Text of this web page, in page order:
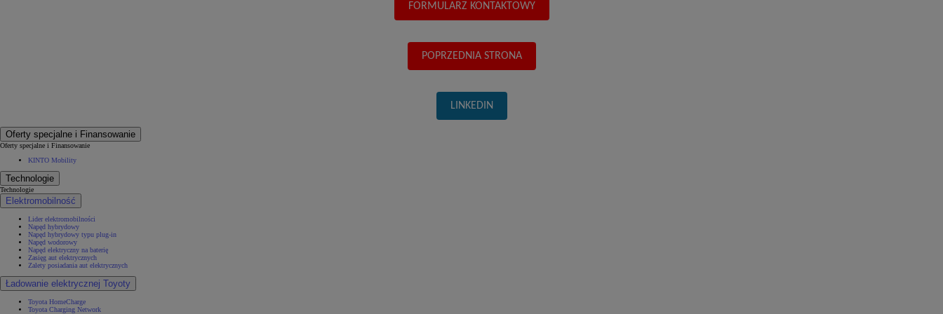
FORMULARZ KONTAKTOWY
POPRZEDNIA STRONA
LINKEDIN
Oferty specjalne i Finansowanie
Oferty specjalne i Finansowanie
KINTO Mobility
Technologie
Technologie
Elektromobilność
Lider elektromobilności
Napęd hybrydowy
Napęd hybrydowy typu plug-in
Napęd wodorowy
Napęd elektryczny na baterię
Zasięg aut elektrycznych
Zalety posiadania aut elektrycznych
Ładowanie elektrycznej Toyoty
Toyota HomeCharge
Toyota Charging Network